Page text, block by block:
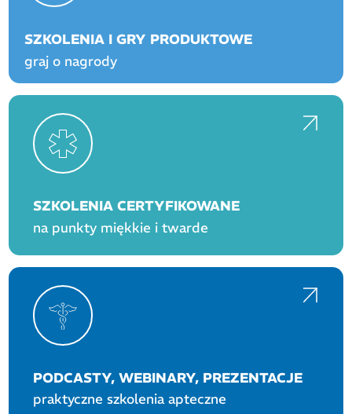
SZKOLENIA I GRY PRODUKTOWE
graj o nagrody
SZKOLENIA CERTYFIKOWANE
na punkty miękkie i twarde
PODCASTY, WEBINARY, PREZENTACJE
praktyczne szkolenia apteczne